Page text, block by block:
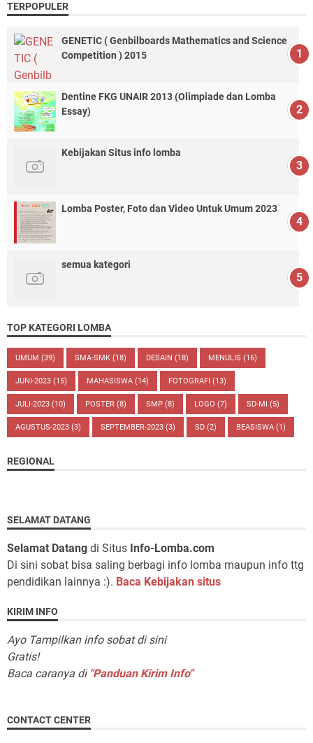
TERPOPULER
GENETIC ( Genbilboards Mathematics and Science
Competition ) 2015
Dentine FKG UNAIR 2013 (Olimpiade dan Lomba
Essay)
Kebijakan Situs info lomba
Lomba Poster, Foto dan Video Untuk Umum 2023
semua kategori
TOP KATEGORI LOMBA
UMUM (39) SMA-SMK (18) DESAIN (18) MENULIS (16)
JUNI-2023 (15) MAHASISWA (14) FOTOGRAFI (13)
JULI-2023 (10) POSTER (8) SMP (8) LOGO (7) SD-MI (5)
AGUSTUS-2023 (3) SEPTEMBER-2023 (3) SD (2) BEASISWA (1)
REGIONAL
SELAMAT DATANG
Selamat Datang di Situs Info-Lomba.com
Di sini sobat bisa saling berbagi info lomba maupun info ttg
pendidikan lainnya :). Baca Kebijakan situs
KIRIM INFO
Ayo Tampilkan info sobat di sini
Gratis!
Baca caranya di "Panduan Kirim Info"
CONTACT CENTER